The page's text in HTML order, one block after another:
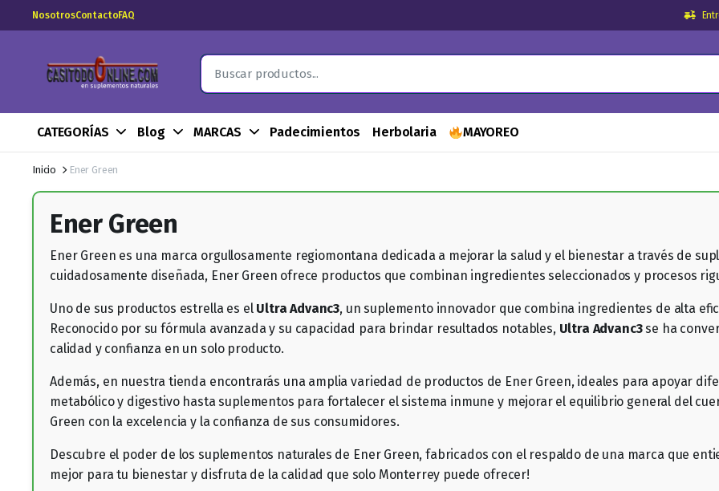
NosotrosContactoFAQ
CATEGORÍAS Blog MARCAS Padecimientos Herbolaria MAYOREO
Inicio Ener Green
Ener Green
Ener Green es una marca orgullosamente regiomontana dedicada a mejorar la salud y el bienestar a través de
cuidadosamente diseñada, Ener Green ofrece productos que combinan ingredientes seleccionados y procesos
Uno de sus productos estrella es el Ultra Advanc3, un suplemento innovador que combina ingredientes de alta
Reconocido por su fórmula avanzada y su capacidad para brindar resultados notables, Ultra Advanc3se ha
calidad y confianza en un solo producto.
Además, en nuestra tienda encontrarás una amplia variedad de productos de Ener Green, ideales para apoyar
metabólico y digestivo hasta suplementos para fortalecer el sistema inmune y mejorar el equilibrio general del
Green con la excelencia y la confianza de sus consumidores.
Descubre el poder de los suplementos naturales de Ener Green, fabricados con el respaldo de una marca que
mejor para tu bienestar y disfruta de la calidad que solo Monterrey puede ofrecer!